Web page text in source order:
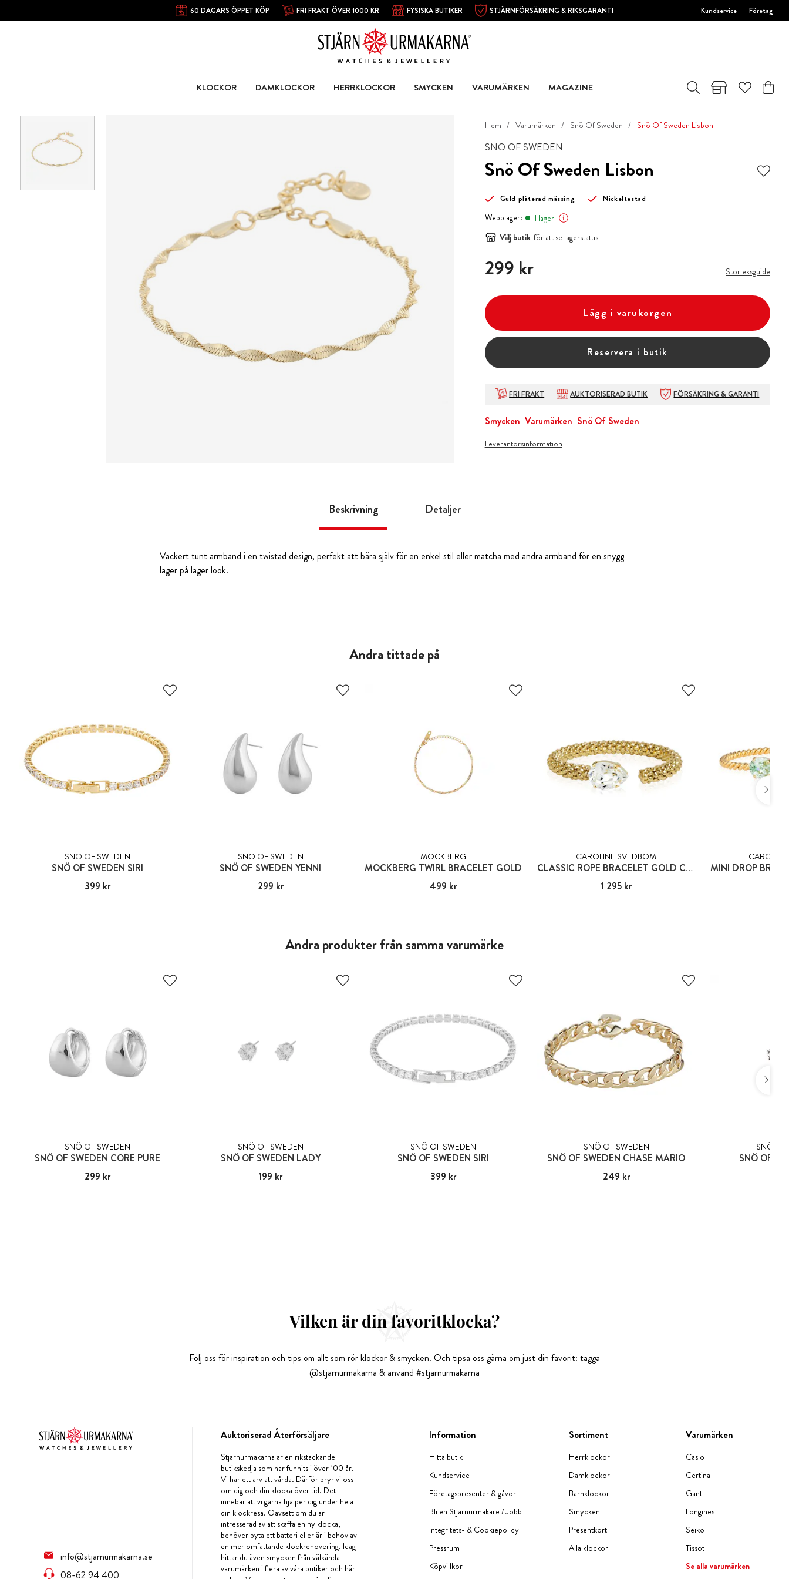
60 DAGARS ÖPPET KÖP FRI FRAKT ÖVER 1000 KR FYSISKA BUTIKER STJÄRNFÖRSÄKRING & RIKSGARANTI Kundservice Företag
KLOCKOR DAMKLOCKOR HERRKLOCKOR SMYCKEN VARUMÄRKEN MAGAZINE
Hem Varumärken Snö Of Sweden Snö Of Sweden Lisbon
SNÖ OF SWEDEN
Snö Of Sweden Lisbon
Guld pläterad mässing Nickeltestad
Webblager:
I lager
Välj butik för att se lagerstatus
Pris:299 kr
299 kr Storleksguide
Lägg i varukorgen
Reservera i butik
FRI FRAKT AUKTORISERAD BUTIK FÖRSÄKRING & GARANTI
Smycken Varumärken Snö Of Sweden
Leverantörsinformation
Beskrivning Detaljer
Vackert tunt armband i en twistad design, perfekt att bära själv för en enkel stil eller matcha med andra armband för en snygg
lager på lager look.
Andra tittade på
SNÖ OF SWEDEN
SNÖ OF SWEDEN SIRI
Pris:399 kr
399 kr
SNÖ OF SWEDEN
SNÖ OF SWEDEN YENNI
Pris:299 kr
299 kr
MOCKBERG
MOCKBERG TWIRL BRACELET GOLD
Pris:499 kr
499 kr
CAROLINE SVEDBOM
CLASSIC ROPE BRACELET GOLD CRYSTAL
Pris :1 295 kr
1 295 kr
Andra produkter från samma varumärke
SNÖ OF SWEDEN
SNÖ OF SWEDEN CORE PURE
Pris:299 kr
299 kr
SNÖ OF SWEDEN
SNÖ OF SWEDEN LADY
Pris:199 kr
199 kr
SNÖ OF SWEDEN
SNÖ OF SWEDEN SIRI
Pris:399 kr
399 kr
SNÖ OF SWEDEN
SNÖ OF SWEDEN CHASE MARIO
Pris:249 kr
249 kr
SNÖ OF
SNÖ OF
Vilken är din favoritklocka?
Följ oss för inspiration och tips om allt som rör klockor & smycken. Och tipsa oss gärna om just din favorit: tagga
@stjarnurmakarna & använd #stjarnurmakarna
info@stjarnurmakarna.se
08-62 94 400
Auktoriserad Återförsäljare
Stjärnurmakarna är en rikstäckande
butikskedja som har funnits i över 100 år.
Vi har ett arv att vårda. Därför bryr vi oss
om dig och din klocka över tid. Det
innebär att vi gärna hjälper dig under hela
din klockresa. Oavsett om du är
intresserad av att skaffa en ny klocka,
behöver byta ett batteri eller är i behov av
en mer omfattande klockrenovering. Idag
hittar du även smycken från välkända
varumärken i flera av våra butiker och här
Information
Hitta butik
Kundservice
Företagspresenter & gåvor
Bli en Stjärnurmakare / Jobb
Integritets- & Cookiepolicy
Pressrum
Köpvillkor
Sortiment
Herrklockor
Damklockor
Barnklockor
Smycken
Presentkort
Alla klockor
Varumärken
Casio
Certina
Gant
Longines
Seiko
Tissot
Se alla varumärken